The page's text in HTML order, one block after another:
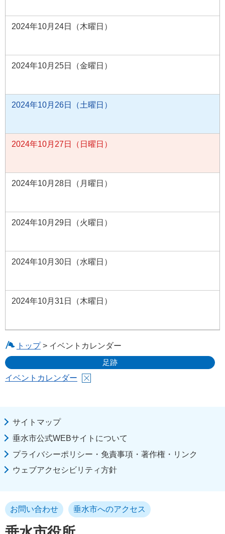
2024年10月24日（木曜日）
2024年10月25日（金曜日）
2024年10月26日（土曜日）
2024年10月27日（日曜日）
2024年10月28日（月曜日）
2024年10月29日（火曜日）
2024年10月30日（水曜日）
2024年10月31日（木曜日）
トップ> イベントカレンダー
足跡
イベントカレンダー
サイトマップ
垂水市公式WEBサイトについて
プライバシーポリシー・免責事項・著作権・リンク
ウェブアクセシビリティ方針
お問い合わせ 垂水市へのアクセス